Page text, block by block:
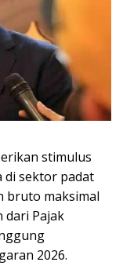
stimulus
di sektor padat
bruto maksimal
dari Pajak
2026.